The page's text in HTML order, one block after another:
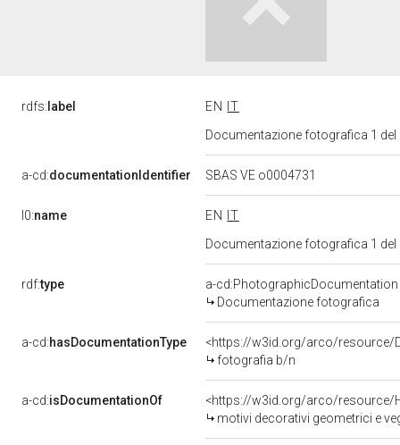
rdfs: label EN
IT
Documentazione fotografica 1
a-cd:documentationIdentifier SBAS VE o0004731
l0:name EN
IT
Documentazione fotografica 1
rdf:type
a-cd:PhotographicDocumentation
Documentazione fotografica
a-cd:hasDocumentationType
<https://w3id.org/arco/resource/
fotografia b/n
a-cd:isDocumentationOf
<https://w3id.org/arco/resource/
motivi decorativi geometrici e